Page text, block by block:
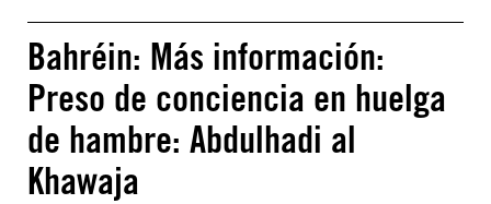
Bahréin: Más información:
Preso de conciencia en huelga
de hambre: Abdulhadi al
Khawaja